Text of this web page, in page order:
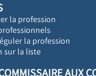
la profession
la profession
sur la liste
AUX